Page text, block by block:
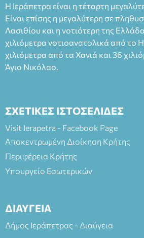
Η Ιεράπετρα είναι η τέταρτη
Είναι επίσης η μεγαλύτερη σε
Λασιθίου και η νοτιότερη της
χιλιόμετρα νοτιοανατολικά από το
χιλιόμετρα από τα Χανιά και 36
Άγιο Νικόλαο.
ΣΧΕΤΙΚΕΣ ΙΣΤΟΣΕΛΙΔΕΣ
Visit Ierapetra - Facebook Page
Αποκεντρωμένη Διοίκηση Κρήτης
Περιφέρεια Κρήτης
Υπουργείο Εσωτερικών
ΔΙΑΥΓΕΙΑ
Δήμος Ιεράπετρας - Διαύγεια